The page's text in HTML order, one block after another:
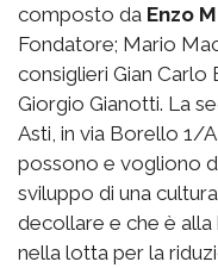
composto da Enzo
Fondatore; Mario
consiglieri Gian
Giorgio Gianotti. La
Asti, in via Borello 1/
possono e vogliono
sviluppo di una
decollare e che è alla
nella lotta per la